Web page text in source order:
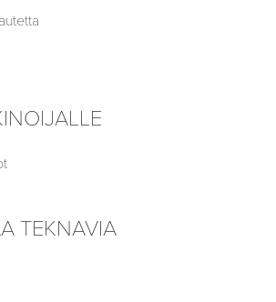
TEKNAVIA